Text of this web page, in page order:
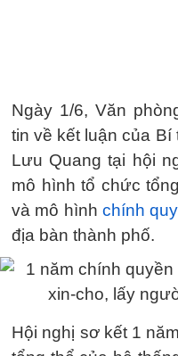
Ngày 1/6, Văn
tin về kết luận của Bí
Lưu Quang tại hội
mô hình tổ chức
và mô hình chính
địa bàn thành phố.
Hội nghị sơ kết 1